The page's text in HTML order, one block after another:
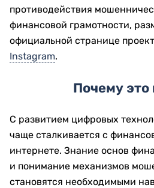
противодействия
финансовой грамотности,
официальной странице
Instagram.
Почему
С развитием цифровых
чаще сталкивается с
интернете. Знание основ
и понимание механизмов
становятся необходимыми